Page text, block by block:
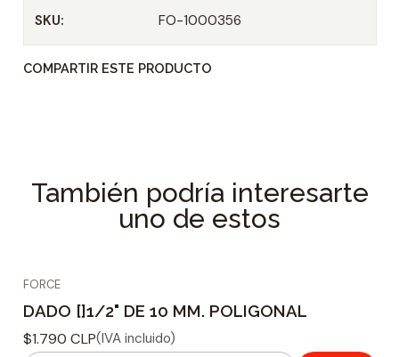
mangos en T
Casquillo: 1/2"
Longitud: 38 mm
Material fabricacion : Acero Reforzado
Cromo Vanadio
SKU: FO-1000356
COMPARTIR ESTE PRODUCTO
También podría interesarte
uno de estos
FORCE
DADO []1/2" DE 10 MM. POLIGONAL
$1.790 CLP(IVA incluido)